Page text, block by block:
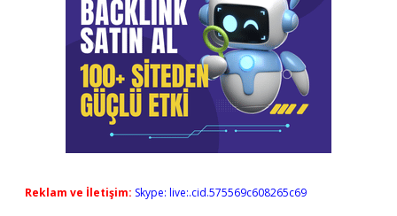
Reklam ve İletişim: Skype: live:.cid.575569c608265c69